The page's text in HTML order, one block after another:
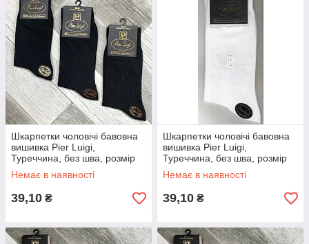
Шкарпетки чоловічі бавовна
вишивка Pier Luigi,
Туреччина, без шва, розмір
45-47, чорні, 02558
Немає в наявності
39,10 ₴
Шкарпетки чоловічі бавовна
вишивка Pier Luigi,
Туреччина, без шва, розмір
42-44, білі, 02560
Немає в наявності
39,10 ₴